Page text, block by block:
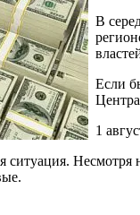
В
Если
1
ситуация.